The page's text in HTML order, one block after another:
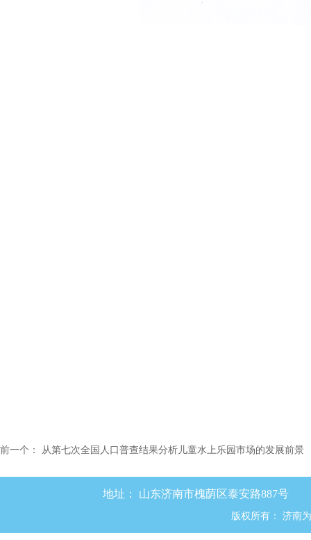
前一个： 从第七次全国人口普查结果分析儿童水上乐园市场的发展前景
地址： 山东济南市槐荫区泰安路887号
版权所有： 济南